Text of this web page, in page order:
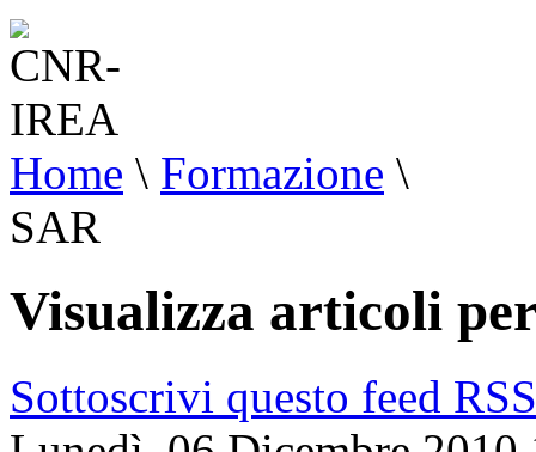
Home \ Formazione \
SAR
Visualizza articoli
Sottoscrivi questo feed RSS